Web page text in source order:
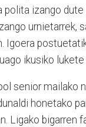
polita izango
urnietarrek,
Igoera
ikusiko
senior mailako
honetako
Ligako bigarren